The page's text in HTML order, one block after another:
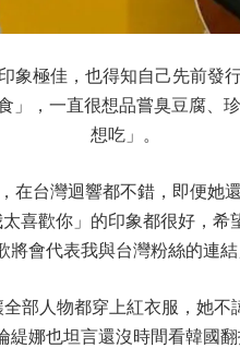
極佳，也得知自己先前
，一直很想品嘗臭豆腐、
想吃」。
台灣迴響都不錯，即便她
喜歡你」的印象都很好，
會代表我與台灣粉絲的連結
人物都穿上紅衣服，她
娜也坦言還沒時間看韓國翻